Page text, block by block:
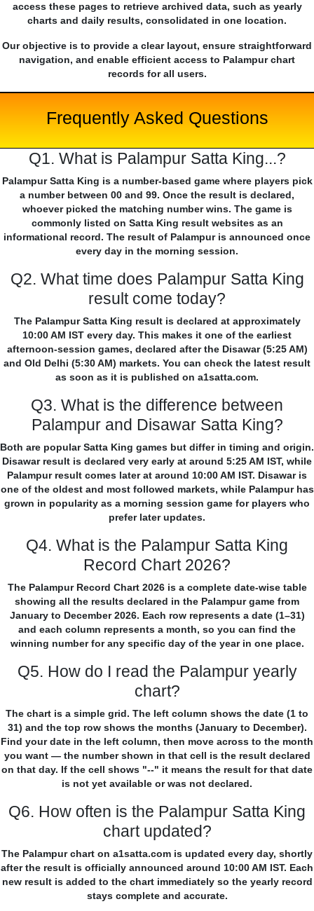
access these pages to retrieve archived data, such as yearly
charts and daily results, consolidated in one location.
Our objective is to provide a clear layout, ensure straightforward
navigation, and enable efficient access to Palampur chart
records for all users.
Frequently Asked Questions
Q1. What is Palampur Satta King...?
Palampur Satta King is a number-based game where players pick
a number between 00 and 99. Once the result is declared,
whoever picked the matching number wins. The game is
commonly listed on Satta King result websites as an
informational record. The result of Palampur is announced once
every day in the morning session.
Q2. What time does Palampur Satta King
result come today?
The Palampur Satta King result is declared at approximately
10:00 AM IST every day. This makes it one of the earliest
afternoon-session games, declared after the Disawar (5:25 AM)
and Old Delhi (5:30 AM) markets. You can check the latest result
as soon as it is published on a1satta.com.
Q3. What is the difference between
Palampur and Disawar Satta King?
Both are popular Satta King games but differ in timing and origin.
Disawar result is declared very early at around 5:25 AM IST, while
Palampur result comes later at around 10:00 AM IST. Disawar is
one of the oldest and most followed markets, while Palampur has
grown in popularity as a morning session game for players who
prefer later updates.
Q4. What is the Palampur Satta King
Record Chart 2026?
The Palampur Record Chart 2026 is a complete date-wise table
showing all the results declared in the Palampur game from
January to December 2026. Each row represents a date (1–31)
and each column represents a month, so you can find the
winning number for any specific day of the year in one place.
Q5. How do I read the Palampur yearly
chart?
The chart is a simple grid. The left column shows the date (1 to
31) and the top row shows the months (January to December).
Find your date in the left column, then move across to the month
you want — the number shown in that cell is the result declared
on that day. If the cell shows "--" it means the result for that date
is not yet available or was not declared.
Q6. How often is the Palampur Satta King
chart updated?
The Palampur chart on a1satta.com is updated every day, shortly
after the result is officially announced around 10:00 AM IST. Each
new result is added to the chart immediately so the yearly record
stays complete and accurate.